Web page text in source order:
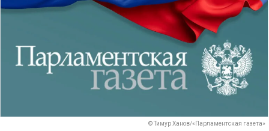
© Тимур Ханов/«Парламентская газета»